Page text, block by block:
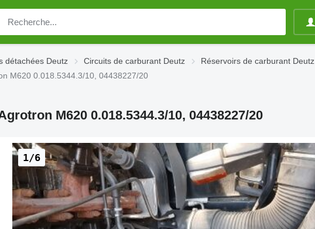
détachées Deutz Circuits de carburant Deutz
Réservoirs de carburant Deutz
M620 0.018.5344.3/10, 04438227/20
M620 0.018.5344.3/10, 04438227/20
1/6